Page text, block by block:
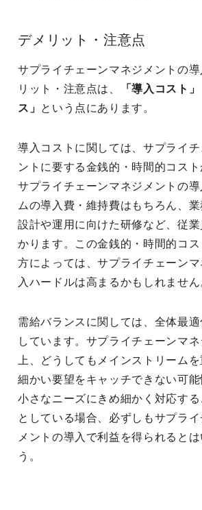
デメリット・注意点
サプライチェーンマネジメントの導
リット・注意点は、
「導入コスト
ス」 という点にあります。
導入コストに関しては、サプライチ
ントに要する金銭的・時間的コスト
サプライチェーンマネジメントの
ムの導入費・維持費はもちろん、
設計や運用に向けた研修など、従
かります。この金銭的・時間的コ
方によっては、サプライチェーン
入ハードルは高まるかもしれません
需給バランスに関しては、全体最
しています。サプライチェーンマ
上、どうしてもメインストリームを
細かい要望をキャッチできない可能
小さなニーズにきめ細かく対応す
としている場合、必ずしもサプラ
メントの導入で利益を得られると
う。